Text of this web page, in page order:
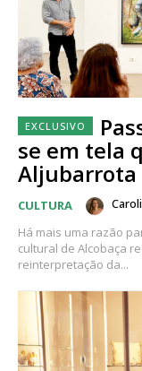
se em tela
Aljubarrota
CULTURA
Há mais uma razão
cultural de Alcobaça
reinterpretação da...